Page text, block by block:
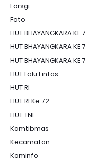
Forsgi
Foto
HUT BHAYANGKARA KE
HUT BHAYANGKARA KE
HUT BHAYANGKARA KE
HUT Lalu Lintas
HUT RI
HUT RI Ke 72
HUT TNI
Kamtibmas
Kecamatan
Kominfo